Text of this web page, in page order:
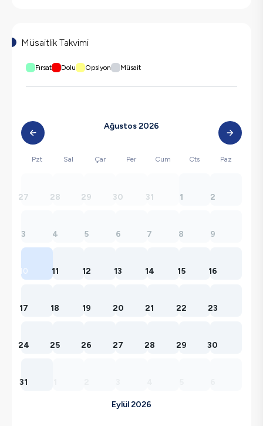
Müsaitlik Takvimi
Fırsat Dolu Opsiyon Müsait
Ağustos 2026
Pzt Sal Çar Per Cum Cts Paz
27 28 29 30 31 1 2
3 4 5 6 7 8 9
10 11 12 13 14 15 16
17 18 19 20 21 22 23
24 25 26 27 28 29 30
31
Eylül 2026